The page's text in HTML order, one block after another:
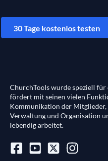
30 Tage kostenlos testen
ChurchTools wurde speziell
fördert mit seinen vielen
Kommunikation der
Verwaltung und Organisation
lebendig arbeitet.